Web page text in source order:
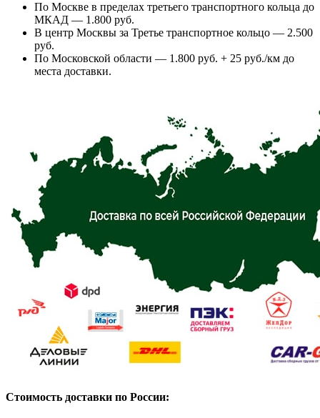
По Москве в пределах третьего транспортного кольца до
МКАД — 1.800 руб.
В центр Москвы за Третье транспортное кольцо — 2.500
руб.
По Московской области — 1.800 руб. + 25 руб./км до
места доставки.
Стоимость доставки по России: